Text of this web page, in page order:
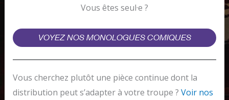
Vous êtes seul·e ?
VOYEZ NOS MONOLOGUES COMIQUES
Vous cherchez plutôt une pièce continue dont la
distribution peut s’adapter à votre troupe ? Voir nos